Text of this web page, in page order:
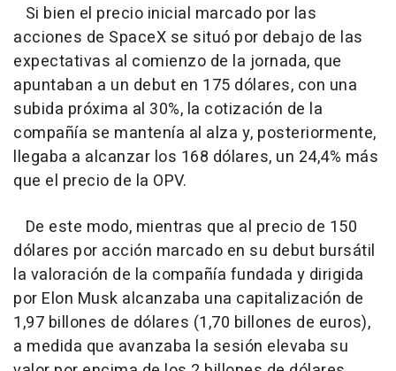
Si bien el precio inicial marcado por las
acciones de SpaceX se situó por debajo de las
expectativas al comienzo de la jornada, que
apuntaban a un debut en 175 dólares, con una
subida próxima al 30%, la cotización de la
compañía se mantenía al alza y, posteriormente,
llegaba a alcanzar los 168 dólares, un 24,4% más
que el precio de la OPV.
De este modo, mientras que al precio de 150
dólares por acción marcado en su debut bursátil
la valoración de la compañía fundada y dirigida
por Elon Musk alcanzaba una capitalización de
1,97 billones de dólares (1,70 billones de euros),
a medida que avanzaba la sesión elevaba su